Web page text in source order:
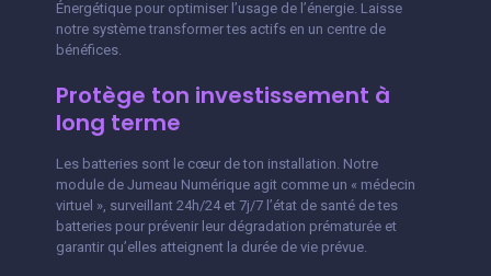
Énergétique pour optimiser l’usage de l’énergie. Laisse
notre système transformer tes actifs en un centre de
bénéfices.
Protège ton investissement à
long terme
Les batteries sont le cœur de ton installation. Notre
module de Jumeau Numérique agit comme un « médecin
virtuel », surveillant 24h/24 et 7j/7 l’état de santé de tes
batteries pour prévenir leur dégradation prématurée et
garantir qu’elles atteignent la durée de vie prévue.